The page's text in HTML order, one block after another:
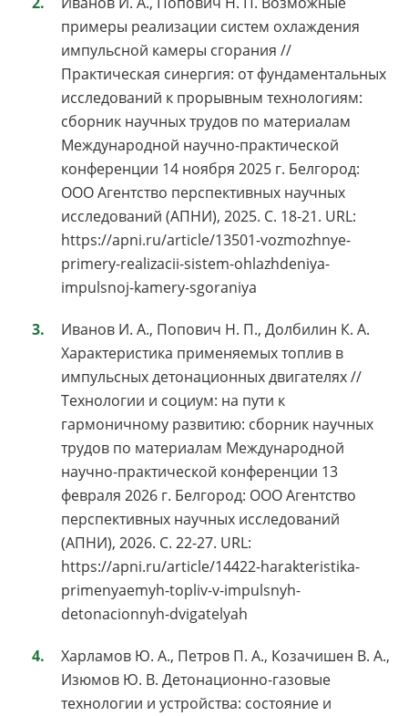
примеры реализации систем охлаждения
импульсной камеры сгорания //
Практическая синергия: от фундаментальных
исследований к прорывным технологиям:
сборник научных трудов по материалам
Международной научно-практической
конференции 14 ноября 2025 г. Белгород:
ООО Агентство перспективных научных
исследований (АПНИ), 2025. С. 18-21. URL:
https://apni.ru/article/13501-vozmozhnye-
primery-realizacii-sistem-ohlazhdeniya-
impulsnoj-kamery-sgoraniya
Иванов И. А., Попович Н. П., Долбилин К. А.
Характеристика применяемых топлив в
импульсных детонационных двигателях //
Технологии и социум: на пути к
гармоничному развитию: сборник научных
трудов по материалам Международной
научно-практической конференции 13
февраля 2026 г. Белгород: ООО Агентство
перспективных научных исследований
(АПНИ), 2026. С. 22-27. URL:
https://apni.ru/article/14422-harakteristika-
primenyaemyh-topliv-v-impulsnyh-
detonacionnyh-dvigatelyah
Харламов Ю. А., Петров П. А., Козачишен В. А.,
Изюмов Ю. В. Детонационно-газовые
технологии и устройства: состояние и